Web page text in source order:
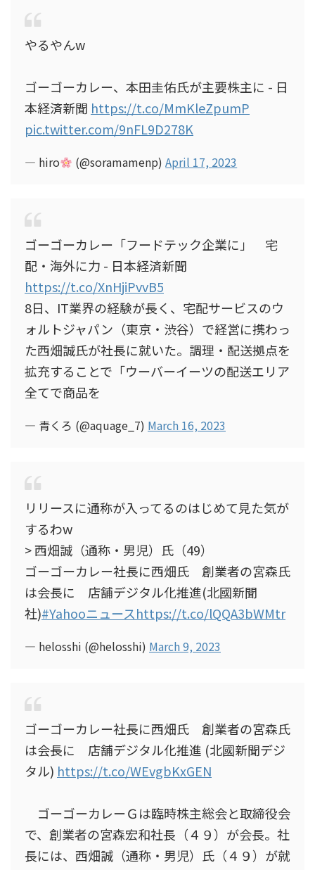
やるやんw
ゴーゴーカレー、本田圭佑氏が主要株主に - 日
本経済新聞 https://t.co/MmKleZpumP
pic.twitter.com/9nFL9D278K
— hiro (@soramamenp)April 17, 2023
ゴーゴーカレー「フードテック企業に」 宅
配・海外に力 - 日本経済新聞
https://t.co/XnHjiPvvB5
8日、IT業界の経験が長く、宅配サービスのウ
ォルトジャパン（東京・渋谷）で経営に携わっ
た西畑誠氏が社長に就いた。調理・配送拠点を
拡充することで「ウーバーイーツの配送エリア
全てで商品を
— 青くろ (@aquage_7) March 16, 2023
リリースに通称が入ってるのはじめて見た気が
するわw
> 西畑誠（通称・男児）氏（49）
ゴーゴーカレー社長に西畑氏 創業者の宮森氏
は会長に 店舗デジタル化推進(北國新聞
社)#Yahooニュースhttps://t.co/lQQA3bWMtr
— helosshi (@helosshi) March 9, 2023
ゴーゴーカレー社長に西畑氏 創業者の宮森氏
は会長に 店舗デジタル化推進 (北國新聞デジ
タル) https://t.co/WEvgbKxGEN
ゴーゴーカレーＧは臨時株主総会と取締役会
で、創業者の宮森宏和社長（４９）が会長。社
長には、西畑誠（通称・男児）氏（４９）が就